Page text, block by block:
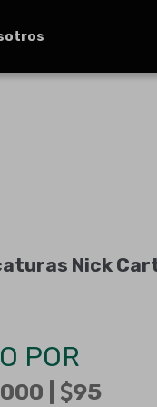
Nick
POR
| 95